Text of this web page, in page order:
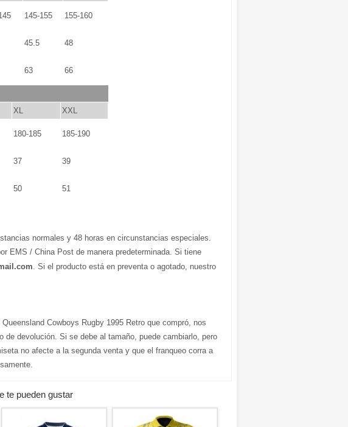
145-155 155-160
45.5 48
63 66
XL XXL
180-185 185-190
37 39
50 51
normales y 48 horas en circunstancias especiales.
EMS / China Post de manera predeterminada. Si tiene
. Si el producto está en preventa o agotado, nuestro
Cowboys Rugby 1995 Retro que compró, nos
devolución. Si se debe al tamaño, puede cambiarlo, pero
no afecte a la segunda venta y que el franqueo corra a
te pueden gustar